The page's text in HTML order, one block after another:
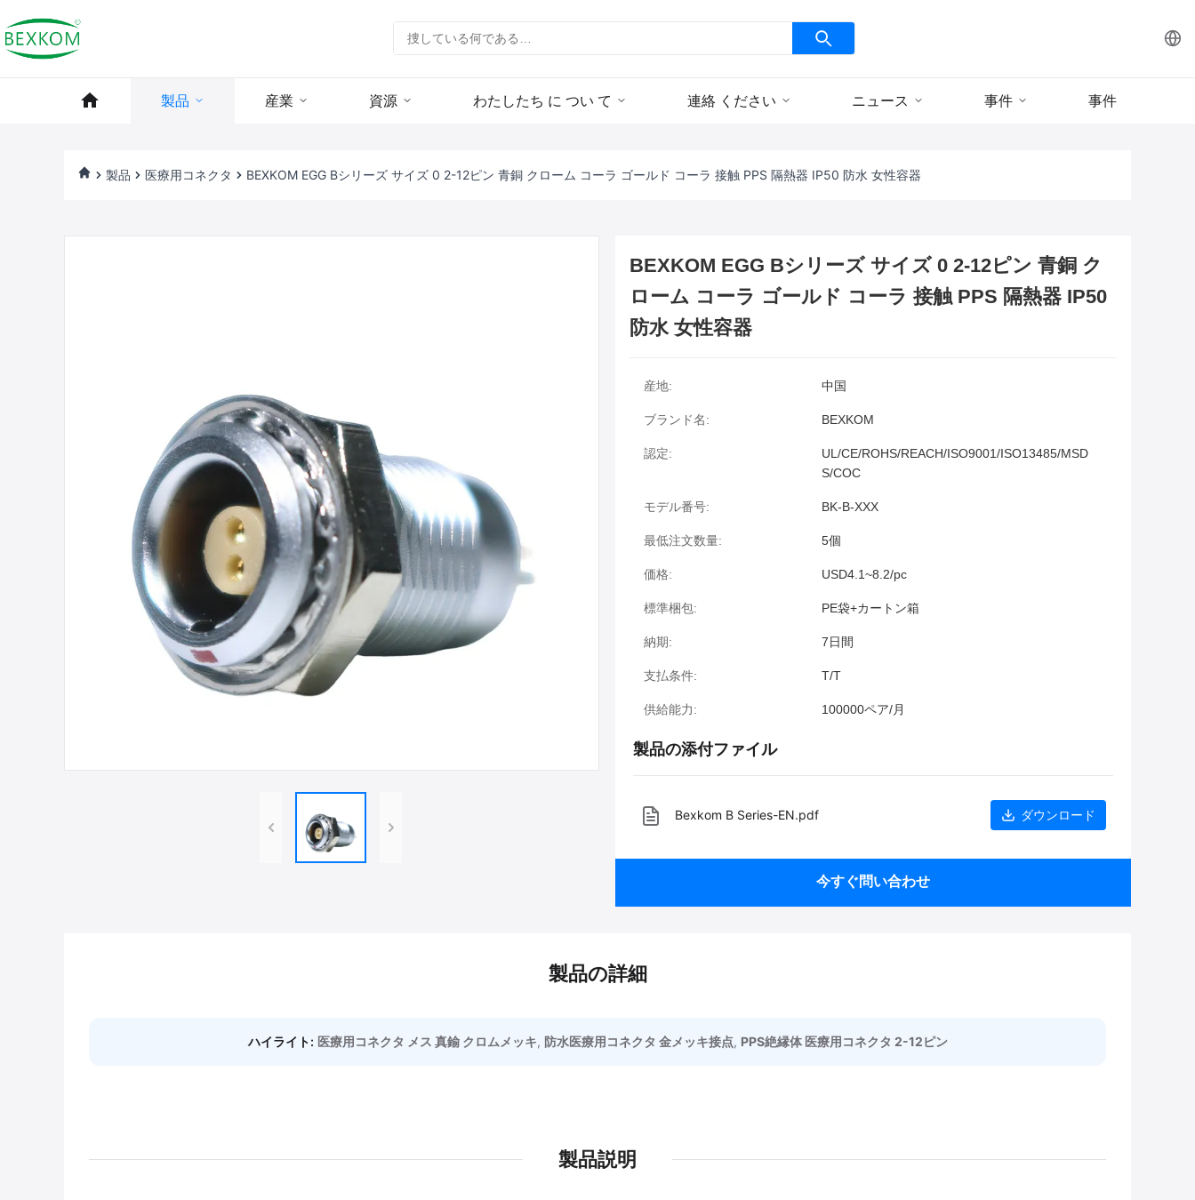
製品 産業 資源 わたしたち に つい て 連絡 ください ニュース 事件 事件
製品 医療用コネクタ BEXKOM EGG Bシリーズ サイズ 0 2-12ピン 青銅 クローム コーラ ゴールド コーラ 接触 PPS 隔熱器 IP50 防水 女性容器
BEXKOM EGG Bシリーズ サイズ 0 2-12ピン 青銅 ク
ローム コーラ ゴールド コーラ 接触 PPS 隔熱器 IP50
防水 女性容器
産地: 中国
ブランド名: BEXKOM
認定:
UL/CE/ROHS/REACH/ISO9001/ISO13485/MSD
S/COC
モデル番号: BK-B-XXX
最低注文数量: 5個
価格: USD4.1~8.2/pc
標準梱包: PE袋+カートン箱
納期: 7日間
支払条件: T/T
供給能力: 100000ペア/月
製品の添付ファイル
Bexkom B Series-EN.pdf ダウンロード
今すぐ問い合わせ
製品の詳細
ハイライト: 医療用コネクタ メス 真鍮 クロムメッキ, 防水医療用コネクタ 金メッキ接点, PPS絶縁体 医療用コネクタ 2-12ピン
製品説明